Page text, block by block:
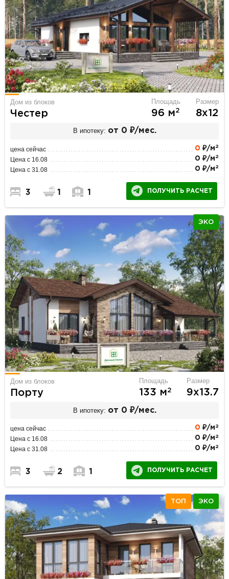
Дом из блоков
Честер
Площадь
96 м2
Размер
8х12
В ипотеку: от 0 ₽/мес.
цена сейчас 0 ₽/м 2
Цена с 16.08 0 ₽/м 2
Цена с 31.08 0 ₽/м 2
3 1 1 ПОЛУЧИТЬ РАСЧЕТ
ЭКО
Дом из блоков
Порту
Площадь
133 м2
Размер
9х13.7
В ипотеку: от 0 ₽/мес.
цена сейчас 0 ₽/м 2
Цена с 16.08 0 ₽/м 2
Цена с 31.08 0 ₽/м 2
3 2 1 ПОЛУЧИТЬ РАСЧЕТ
ТОП ЭКО